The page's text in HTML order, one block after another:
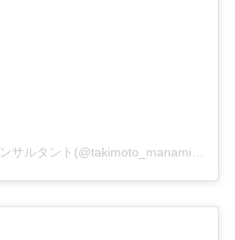
瀧本真奈美 |整理収納コンサルタント(@takimoto_manami)がシェアした投稿